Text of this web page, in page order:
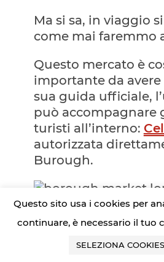
Ma si sa, in viaggio
come mai faremmo
Questo mercato è
importante da avere
sua guida ufficiale,
può accompagnare
turisti all’interno:
autorizzata
Burough.
OLD
MARKET
Questo sito usa i cookies per
continuare, è necessario il tuo
SELEZIONA COOKIES